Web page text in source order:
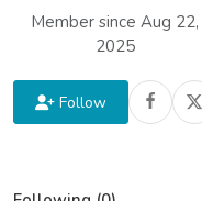
Member since Aug 22,
2025
Follow